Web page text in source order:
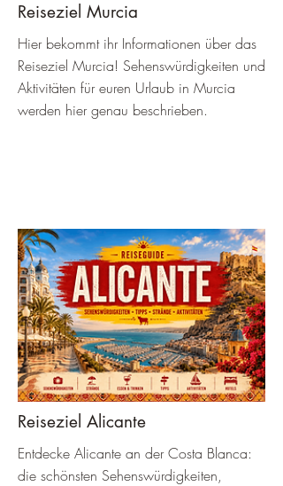
Reiseziel Murcia
Hier bekommt ihr Informationen über das
Reiseziel Murcia! Sehenswürdigkeiten und
Aktivitäten für euren Urlaub in Murcia
werden hier genau beschrieben.
Reiseziel Alicante
Entdecke Alicante an der Costa Blanca:
die schönsten Sehenswürdigkeiten,